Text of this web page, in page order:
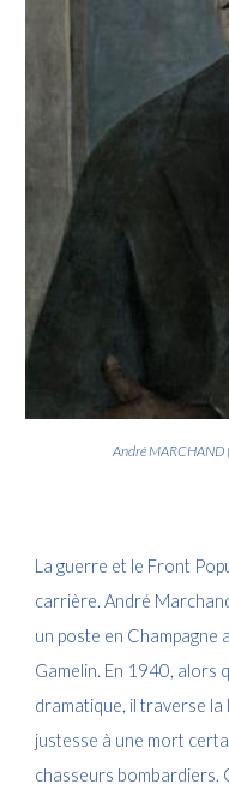
André MARCHAND
L a guerre et le Front
carrière. André
un poste en Champagne
Gamelin. En 1940, alors
dramatique, il traverse la
justesse à une mort
chasseurs bombardiers.